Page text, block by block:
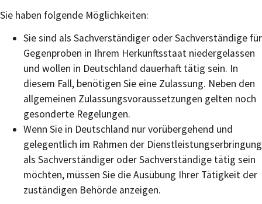
Sie haben folgende Möglichkeiten:
Sie sind als Sachverständiger oder Sachverständige für
Gegenproben in Ihrem Herkunftsstaat niedergelassen
und wollen in Deutschland dauerhaft tätig sein. In
diesem Fall, benötigen Sie eine Zulassung. Neben den
allgemeinen Zulassungsvoraussetzungen gelten noch
gesonderte Regelungen.
Wenn Sie in Deutschland nur vorübergehend und
gelegentlich im Rahmen der Dienstleistungserbringung
als Sachverständiger oder Sachverständige tätig sein
möchten, müssen Sie die Ausübung Ihrer Tätigkeit der
zuständigen Behörde anzeigen.